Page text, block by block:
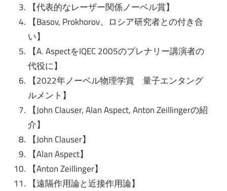
【代表的なレーザー関係ノーベル賞】
【Basov, Prokhorov、ロシア研究者との付き合
い】
【A. AspectをIQEC 2005のプレナリー講演者の
代役に】
【2022年ノーベル物理学賞 量子エンタング
ルメント】
【John Clauser, Alan Aspect, Anton Zeillingerの紹
介】
【John Clauser】
【Alan Aspect】
【Anton Zeillinger】
【遠隔作用論と近接作用論】